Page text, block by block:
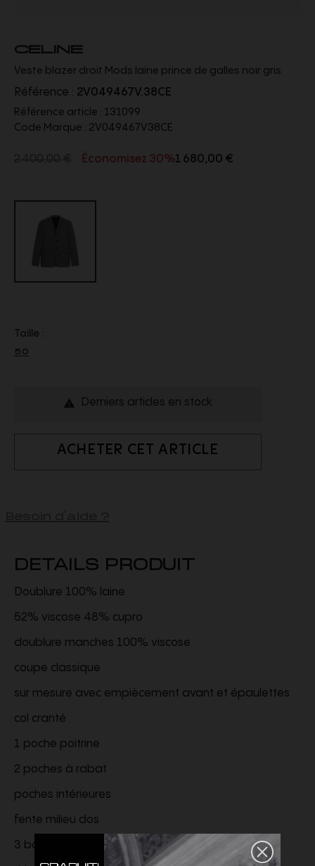
CELINE
Veste blazer droit Mods laine prince de galles noir gris
Référence : 2V049467V.38CE
Référence article : 131099
Code Marque : 2V049467V38CE
Économisez 30%1 680,00 €
Taille :
50
 Derniers articles en stock
ACHETER CET ARTICLE
DETAILS PRODUIT
Doublure 100% laine
52% viscose 48% cupro
doublure manches 100% viscose
coupe classique
sur mesure avec empiècement avant et épaulettes
col cranté
1 poche poitrine
2 poches à rabat
poches intérieures
fente milieu dos
3 boutons en corne